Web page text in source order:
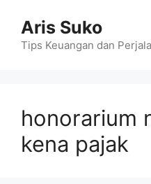
content
Aris Suko
Tips Keuangan dan
honorarium
kena pajak